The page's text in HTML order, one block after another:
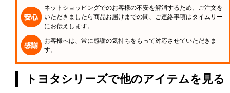
ネットショッピングでのお客様の不安を解消するため、ご注文を
いただきましたら商品お届けまでの間、ご連絡事項はタイムリー
にお伝えします。
お客様へは、常に感謝の気持ちをもって対応させていただきま
す。
トヨタシリーズで他のアイテムを見る